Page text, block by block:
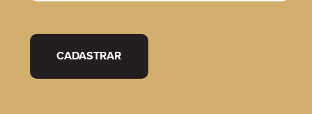
CADASTRAR